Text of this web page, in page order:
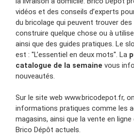
vidéos et des conseils d’experts
du bricolage qui peuvent trouver
construire quelque chose ou à
ainsi que des guides pratiques. Le
est : ''L’essentiel en deux mots''. La
catalogue de la semaine vous
nouveautés.
Sur le site web www.bricodepot.fr,
informations pratiques comme les
magasins, ainsi que la vente en ligne
Brico Dépôt actuels.